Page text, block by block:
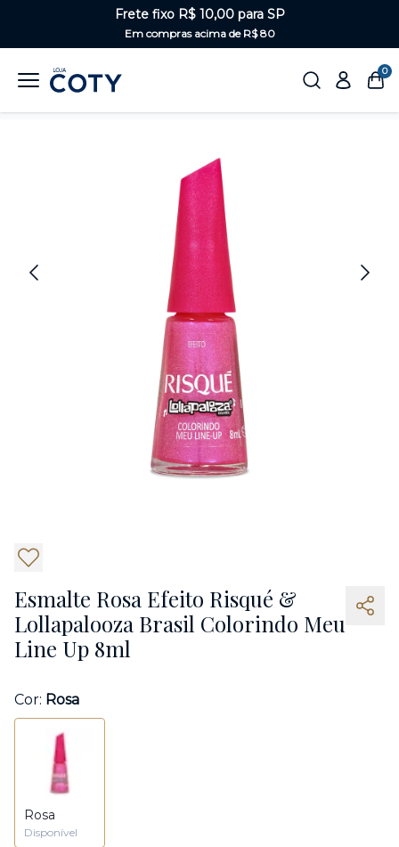
Frete fixo R$ 10,00 para SP
Em compras acima de R$ 80
0
Esmalte Rosa Efeito Risqué &
Lollapalooza Brasil Colorindo Meu
Line Up 8ml
Cor: Rosa
Rosa
Disponível